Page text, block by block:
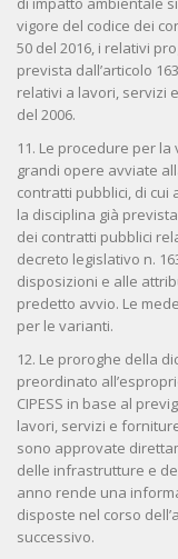
vigore del codice dei
50 del 2016, i relativi
prevista dall’articolo
relativi a lavori, servizi
del 2006.
11. Le procedure per
grandi opere avviate
contratti pubblici, di cui
la disciplina già
dei contratti pubblici
decreto legislativo n.
disposizioni e alle
predetto avvio. Le
per le varianti.
12. Le proroghe della
preordinato
CIPESS in base al
lavori, servizi e
sono approvate
delle infrastrutture e
anno rende una
disposte nel corso
successivo.